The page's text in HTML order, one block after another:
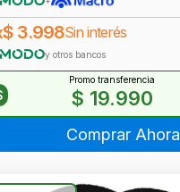
$ 3.998Sin interés
y otros bancos
Promo transferencia
$ 19.990
Comprar Ahora